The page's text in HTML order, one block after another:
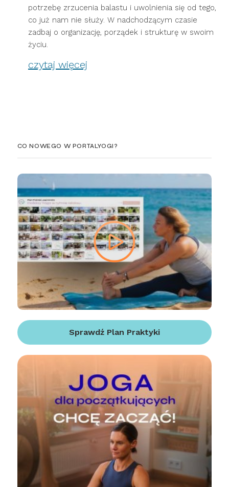
CO NOWEGO W PORTALYOGI?
Sprawdź Plan Praktyki
potrzebę zrzucenia balastu i uwolnienia się od tego,
co już nam nie służy. W nadchodzącym czasie
zadbaj o organizację, porządek i strukturę w swoim
życiu.
czytaj więcej